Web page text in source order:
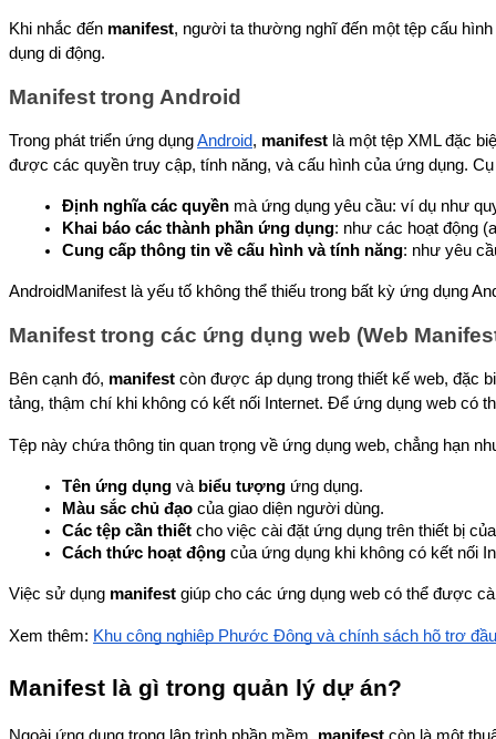
Khi nhắc đến manifest, người ta thường nghĩ đến một tệp cấu
dụng di động.
Manifest trong Android
Trong phát triển ứng dụng Android, manifest là một tệp XML đặc
được các quyền truy cập, tính năng, và cấu hình của ứng dụng.
Định nghĩa các quyền mà ứng dụng yêu cầu: ví dụ như
Khai báo các thành phần ứng dụng: như các hoạt động
Cung cấp thông tin về cấu hình và tính năng: như yêu
AndroidManifest là yếu tố không thể thiếu trong bất kỳ ứng dụng
Manifest trong các ứng dụng web (Web
Bên cạnh đó, manifest còn được áp dụng trong thiết kế web, đặc
tảng, thậm chí khi không có kết nối Internet. Để ứng dụng web có
Tệp này chứa thông tin quan trọng về ứng dụng web, chẳng hạn
Tên ứng dụng và biểu tượng ứng dụng.
Màu sắc chủ đạo của giao diện người dùng.
Các tệp cần thiết cho việc cài đặt ứng dụng trên thiết bị
Cách thức hoạt động của ứng dụng khi không có kết nối
Việc sử dụng manifest giúp cho các ứng dụng web có thể được
Xem thêm: Khu công nghiệp Phước Đông và chính sách hõ trợ
Manifest là gì trong quản lý dự án?